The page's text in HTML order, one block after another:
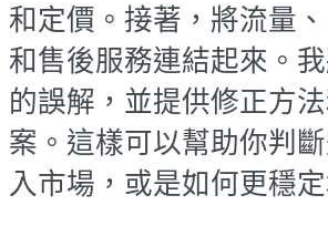
和定價。接著，將流量
和售後服務連結起來。
的誤解，並提供修正方
案。這樣可以幫助你判
入市場，或是如何更穩